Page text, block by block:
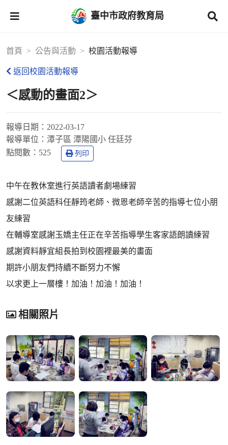
臺中市政府教育局
首頁 公告與活動 校園活動報導
返回校園活動報導
＜感動的畫面2＞
報導日期： 2022-03-17
報導單位： 潭子區 潭陽國小 任廷芬
點閱數： 525 列印
中午在教休室進行英語讀者劇場練習
感謝二位英語科任靜筠老師、微恩老師辛苦的指導七位小朋
友練習
在輔導室感謝玉嬌主任正在辛苦指導學生客家語朗讀練習
感謝資料靜宜組長拍到校園裡最美的畫面
期許小朋友們持續不斷努力不懈
以求更上一層樓！加油！加油！加油！
相關照片